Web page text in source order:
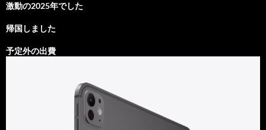
激動の2025年でした
帰国しました
予定外の出費